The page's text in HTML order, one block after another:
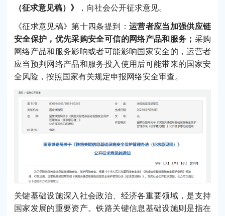
（征求意见稿）》
，向社会公开征求意见。
《征求意见稿》第十四条提到： 运营者应当加强供应链
安全保护，优先采购安全可信的网络产品和服务； 采购
网络产品和服务影响或者可能影响国家安全的，运营者
应当预判网络产品和服务投入使用后可能带来的国家安
全风险，按照国家有关规定申报网络安全审查。
关键基础设施深入社会政治、经济各重要领域，是支持
国家发展的重要资产。铁路关键信息基础设施则是指在